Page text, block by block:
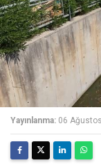
Yayınlanma: 06